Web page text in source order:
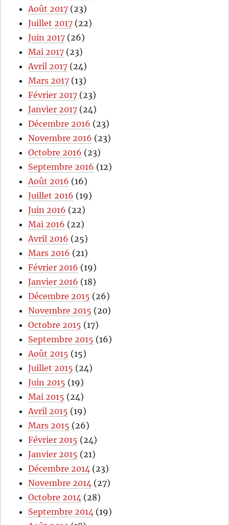
Août 2017 (23)
Juillet 2017 (22)
Juin 2017 (26)
Mai 2017 (23)
Avril 2017 (24)
Mars 2017 (13)
Février 2017 (23)
Janvier 2017 (24)
Décembre 2016 (23)
Novembre 2016 (23)
Octobre 2016 (23)
Septembre 2016 (12)
Août 2016 (16)
Juillet 2016 (19)
Juin 2016 (22)
Mai 2016 (22)
Avril 2016 (25)
Mars 2016 (21)
Février 2016 (19)
Janvier 2016 (18)
Décembre 2015 (26)
Novembre 2015 (20)
Octobre 2015 (17)
Septembre 2015 (16)
Août 2015 (15)
Juillet 2015 (24)
Juin 2015 (19)
Mai 2015 (24)
Avril 2015 (19)
Mars 2015 (26)
Février 2015 (24)
Janvier 2015 (21)
Décembre 2014 (23)
Novembre 2014 (27)
Octobre 2014 (28)
Septembre 2014 (19)